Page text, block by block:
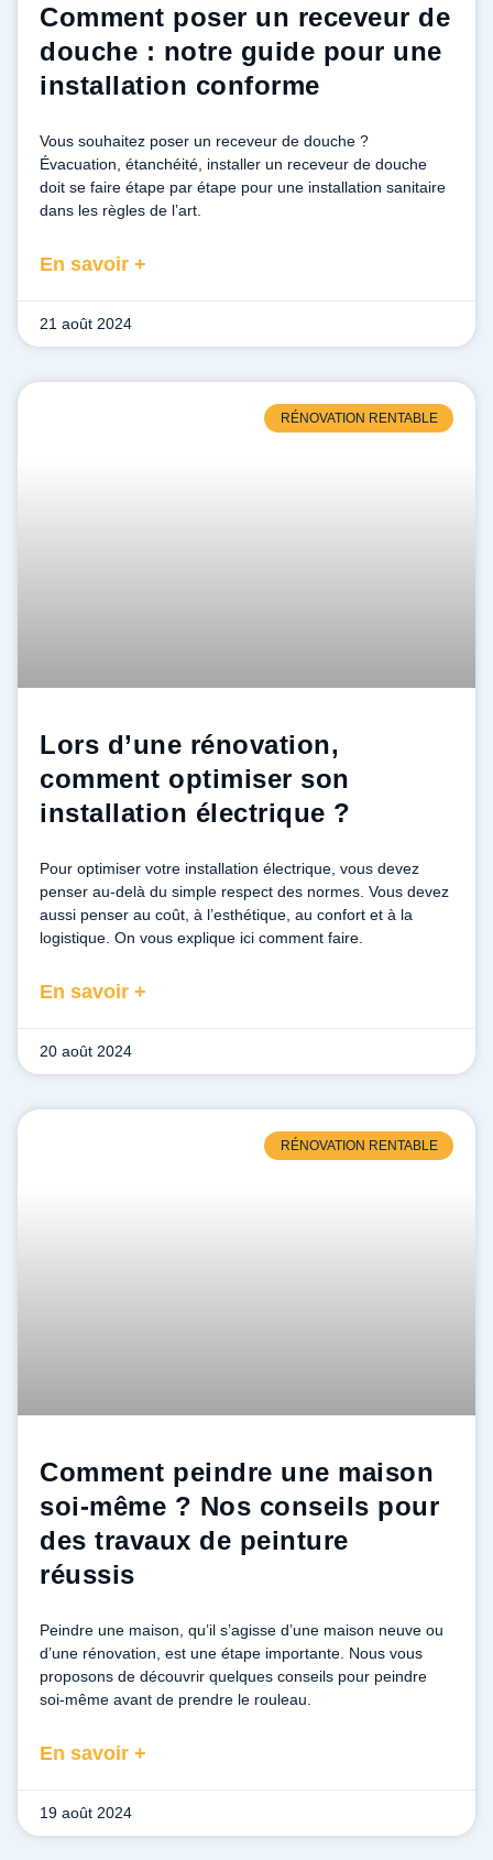
Comment poser un receveur de
douche : notre guide pour une
installation conforme
Vous souhaitez poser un receveur de douche ?
Évacuation, étanchéité, installer un receveur de douche
doit se faire étape par étape pour une installation sanitaire
dans les règles de l’art.
En savoir +
21 août 2024
RÉNOVATION RENTABLE
Lors d’une rénovation,
comment optimiser son
installation électrique ?
Pour optimiser votre installation électrique, vous devez
penser au-delà du simple respect des normes. Vous devez
aussi penser au coût, à l’esthétique, au confort et à la
logistique. On vous explique ici comment faire.
En savoir +
20 août 2024
RÉNOVATION RENTABLE
Comment peindre une maison
soi-même ? Nos conseils pour
des travaux de peinture
réussis
Peindre une maison, qu’il s’agisse d’une maison neuve ou
d’une rénovation, est une étape importante. Nous vous
proposons de découvrir quelques conseils pour peindre
soi-même avant de prendre le rouleau.
En savoir +
19 août 2024